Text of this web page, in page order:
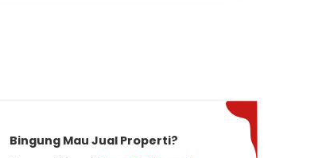
Bingung Mau Jual Properti?